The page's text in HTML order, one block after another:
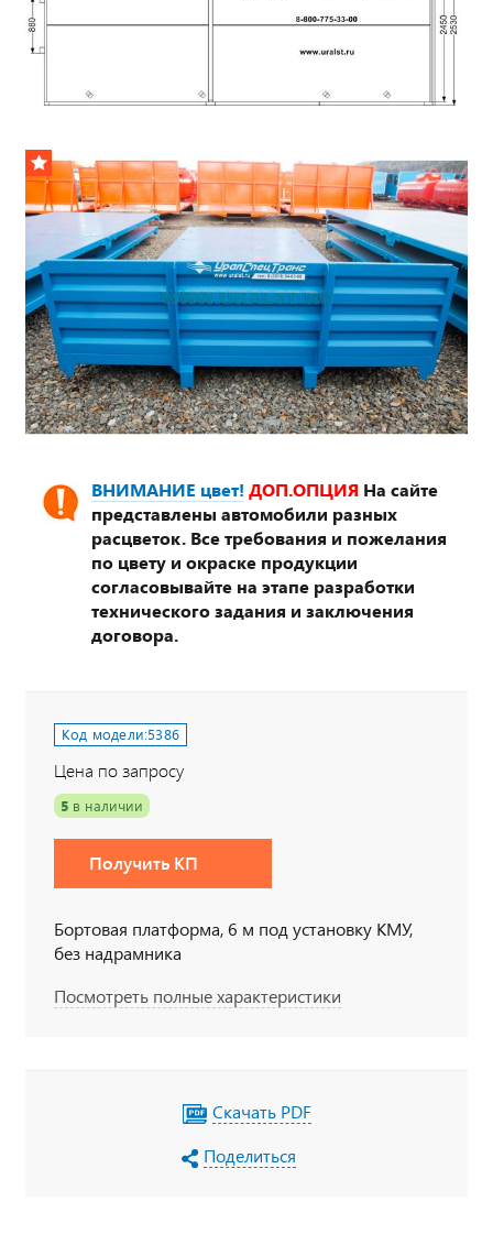
*
ВНИМАНИЕ цвет! ДОП.ОПЦИЯ На сайте
представлены автомобили разных
расцветок. Все требования и пожелания
по цвету и окраске продукции
согласовывайте на этапе разработки
технического задания и заключения
договора.
Код модели:5386
Цена по запросу
5 в наличии
Получить КП
Бортовая платформа, 6 м под установку КМУ,
без надрамника
Посмотреть полные характеристики
Скачать PDF
Поделиться